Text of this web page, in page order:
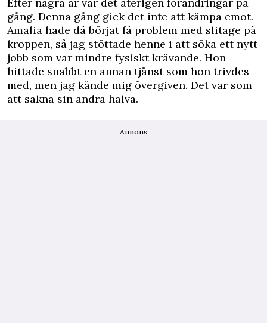
Efter några år var det återigen förändringar på
gång. Denna gång gick det inte att kämpa emot.
Amalia hade då börjat få problem med slitage på
kroppen, så jag stöttade henne i att söka ett nytt
jobb som var mindre fysiskt krävande. Hon
hittade snabbt en annan tjänst som hon trivdes
med, men jag kände mig övergiven. Det var som
att sakna sin andra halva.
Annons